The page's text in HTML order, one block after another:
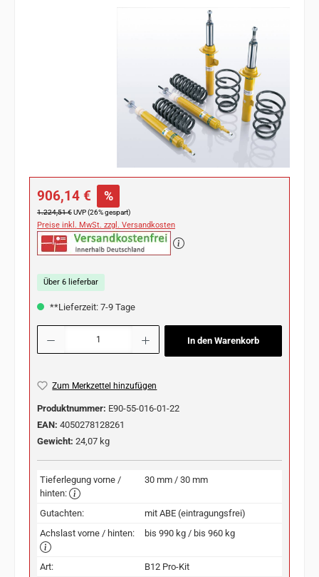
Verkaufspreis:
906,14 € %
Regulärer Preis:
1.224,51 €UVP (26% gespart)
Preise inkl. MwSt. zzgl. Versandkosten
Über 6 lieferbar
**Lieferzeit: 7-9 Tage
Produkt Anzahl: Gib den gewünschten Wert ein oder benutze die Schaltflächen
In den Warenkorb
Zum Merkzettel hinzufügen
Produktnummer: E90-55-016-01-22
EAN: 4050278128261
Gewicht: 24,07 kg
Tieferlegung vorne /
hinten:
30 mm / 30 mm
Gutachten:
mit ABE (eintragungsfrei)
Achslast vorne / hinten:
bis 990 kg / bis 960 kg
Art:
B12 Pro-Kit